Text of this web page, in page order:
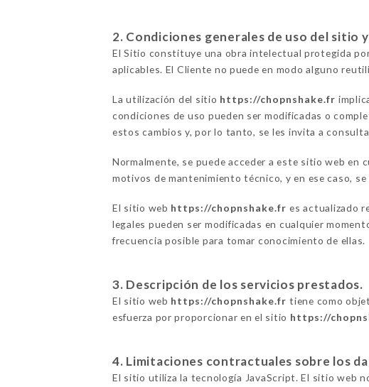
2. Condiciones generales de uso del sitio
El Sitio constituye una obra intelectual protegida
aplicables. El Cliente no puede en modo alguno
La utilización del sitio https://chopnshake.fr
condiciones de uso pueden ser modificadas o
estos cambios y, por lo tanto, se les invita a
Normalmente, se puede acceder a este sitio web
motivos de mantenimiento técnico, y en ese caso,
El sitio web https://chopnshake.fr es actualizado
legales pueden ser modificadas en cualquier
frecuencia posible para tomar conocimiento de ellas.
3. Descripción de los servicios prestados.
El sitio web https://chopnshake.fr tiene como
esfuerza por proporcionar en el sitio https://
4. Limitaciones contractuales sobre los
El sitio utiliza la tecnología JavaScript. El sitio web